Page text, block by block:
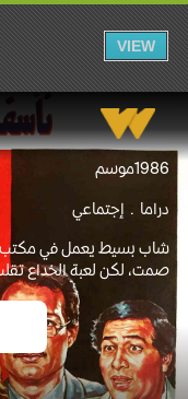
VIEW
1986موسم
دراما إجتماعي
شاب بسيط يعمل في مكتب
صمت، لكن لعبة الخداع